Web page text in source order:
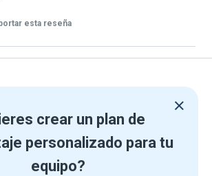
esta reseña
crear un plan de
personalizado para tu
equipo?